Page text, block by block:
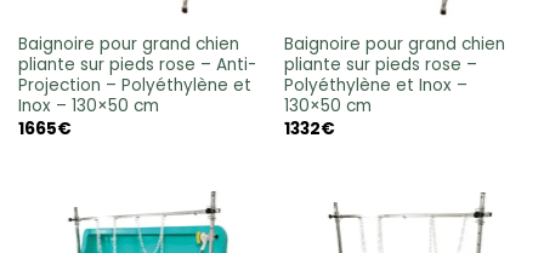
Baignoire pour grand chien
pliante sur pieds rose – Anti-
Projection – Polyéthylène et
Inox – 130×50 cm
1665€
Baignoire pour grand chien
pliante sur pieds rose –
Polyéthylène et Inox –
130×50 cm
1332€